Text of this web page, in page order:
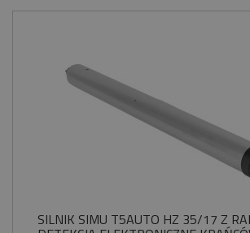
SILNIK SIMU T5AUTO HZ 35/17 Z